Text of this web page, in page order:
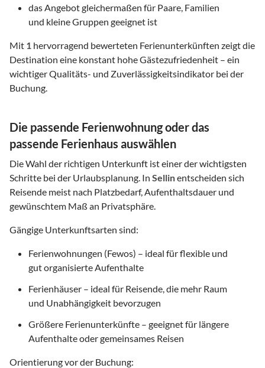
das Angebot gleichermaßen für Paare, Familien
und kleine Gruppen geeignet ist
Mit 1 hervorragend bewerteten Ferienunterkünften zeigt die
Destination eine konstant hohe Gästezufriedenheit – ein
wichtiger Qualitäts- und Zuverlässigkeitsindikator bei der
Buchung.
Die passende Ferienwohnung oder das
passende Ferienhaus auswählen
Die Wahl der richtigen Unterkunft ist einer der wichtigsten
Schritte bei der Urlaubsplanung. In Sellinentscheiden sich
Reisende meist nach Platzbedarf, Aufenthaltsdauer und
gewünschtem Maß an Privatsphäre.
Gängige Unterkunftsarten sind:
Ferienwohnungen (Fewos) – ideal für flexible und
gut organisierte Aufenthalte
Ferienhäuser – ideal für Reisende, die mehr Raum
und Unabhängigkeit bevorzugen
Größere Ferienunterkünfte – geeignet für längere
Aufenthalte oder gemeinsames Reisen
Orientierung vor der Buchung: